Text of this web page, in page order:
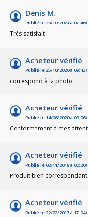
Denis M.
Publié le 28/10/2021 à 07:46
Très satisfait
Acheteur vérifié
Publié le 25/10/2020 à 09:43
correspond à la photo
Acheteur vérifié
Publié le 14/06/2020 à 09:06
Conformément à mes
Acheteur vérifié
Publié le 02/11/2018 à 00:20
Produit bien
Acheteur vérifié
Publié le 22/02/2017 à 17:04